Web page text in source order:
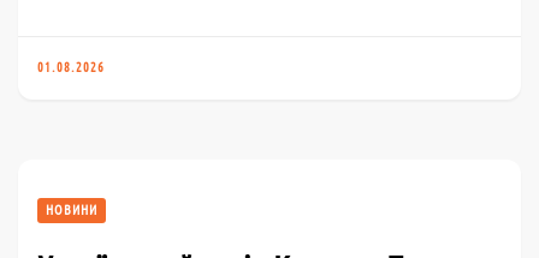
01.08.2026
НОВИНИ